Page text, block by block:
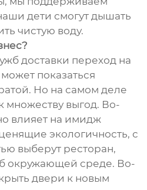
дети смогут дышать
чистую воду.
доставки переход на
показаться
Но на самом деле
множеству выгод. Во-
влияет на имидж
экологичность, с
выберут ресторан,
окружающей среде. Во-
двери к новым